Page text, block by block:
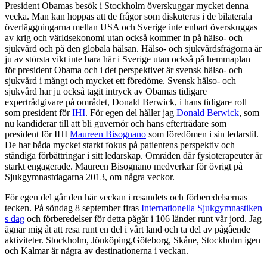
President Obamas besök i Stockholm överskuggar mycket denna
vecka. Man kan hoppas att de frågor som diskuteras i de bilaterala
överläggningarna mellan USA och Sverige inte enbart överskuggas
av krig och världsekonomi utan också kommer in på hälso- och
sjukvård och på den globala hälsan. Hälso- och sjukvårdsfrågorna är
ju av största vikt inte bara här i Sverige utan också på hemmaplan
för president Obama och i det perspektivet är svensk hälso- och
sjukvård i mångt och mycket ett föredöme. Svensk hälso- och
sjukvård har ju också tagit intryck av Obamas tidigare
expertrådgivare på området, Donald Berwick, i hans tidigare roll
som president förIHI. För egen del håller jag Donald Berwick, som
nu kandiderar till att bli guvernör och hans efterträdare som
president för IHI Maureen Bisognano som föredömen i sin ledarstil.
De har båda mycket starkt fokus på patientens perspektiv och
ständiga förbättringar i sitt ledarskap. Områden där fysioterapeuter är
starkt engagerade. Maureen Bisognano medverkar för övrigt på
Sjukgymnastdagarna 2013, om några veckor.
För egen del går den här veckan i resandets och förberedelsernas
tecken. På söndag 8 september firas Internationella Sjukgymnastiken
s dag och förberedelser för detta pågår i 106 länder runt vår jord. Jag
ägnar mig åt att resa runt en del i vårt land och ta del av pågående
aktiviteter. Stockholm, Jönköping,Göteborg, Skåne, Stockholm igen
och Kalmar är några av destinationerna i veckan.